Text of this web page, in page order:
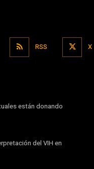
RSS X
están donando
del VIH en